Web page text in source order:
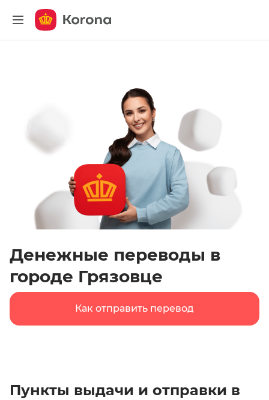
Денежные переводы в
городе Грязовце
Как отправить перевод
Пункты выдачи и отправки в